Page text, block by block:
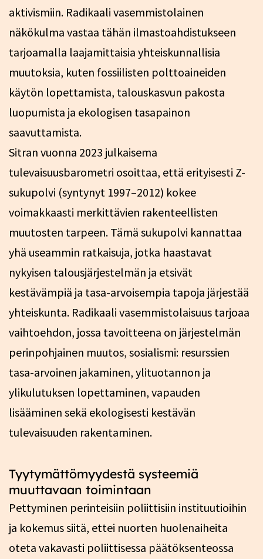
aktivismiin. Radikaali vasemmistolainen
näkökulma vastaa tähän ilmastoahdistukseen
tarjoamalla laajamittaisia yhteiskunnallisia
muutoksia, kuten fossiilisten polttoaineiden
käytön lopettamista, talouskasvun pakosta
luopumista ja ekologisen tasapainon
saavuttamista.
​Sitran vuonna 2023 julkaisema
tulevaisuusbarometri osoittaa, että erityisesti Z-
sukupolvi (syntynyt 1997–2012) kokee
voimakkaasti merkittävien rakenteellisten
muutosten tarpeen. Tämä sukupolvi kannattaa
yhä useammin ratkaisuja, jotka haastavat
nykyisen talousjärjestelmän ja etsivät
kestävämpiä ja tasa-arvoisempia tapoja järjestää
yhteiskunta. Radikaali vasemmistolaisuus tarjoaa
vaihtoehdon, jossa tavoitteena on järjestelmän
perinpohjainen muutos, sosialismi: resurssien
tasa-arvoinen jakaminen, ylituotannon ja
ylikulutuksen lopettaminen, vapauden
lisääminen sekä ekologisesti kestävän
tulevaisuuden rakentaminen.
Tyytymättömyydestä systeemiä
muuttavaan toimintaan
Pettyminen perinteisiin poliittisiin instituutioihin
ja kokemus siitä, ettei nuorten huolenaiheita
oteta vakavasti poliittisessa päätöksenteossa